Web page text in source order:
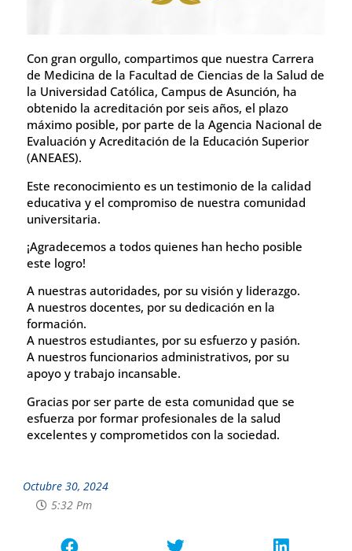
Con gran orgullo, compartimos que nuestra Carrera
de Medicina de la Facultad de Ciencias de la Salud de
la Universidad Católica, Campus de Asunción, ha
obtenido la acreditación por seis años, el plazo
máximo posible, por parte de la Agencia Nacional de
Evaluación y Acreditación de la Educación Superior
(ANEAES).
Este reconocimiento es un testimonio de la calidad
educativa y el compromiso de nuestra comunidad
universitaria.
¡Agradecemos a todos quienes han hecho posible
este logro!
A nuestras autoridades, por su visión y liderazgo.
A nuestros docentes, por su dedicación en la
formación.
A nuestros estudiantes, por su esfuerzo y pasión.
A nuestros funcionarios administrativos, por su
apoyo y trabajo incansable.
Gracias por ser parte de esta comunidad que se
esfuerza por formar profesionales de la salud
excelentes y comprometidos con la sociedad.
Octubre 30, 2024
5:32 Pm